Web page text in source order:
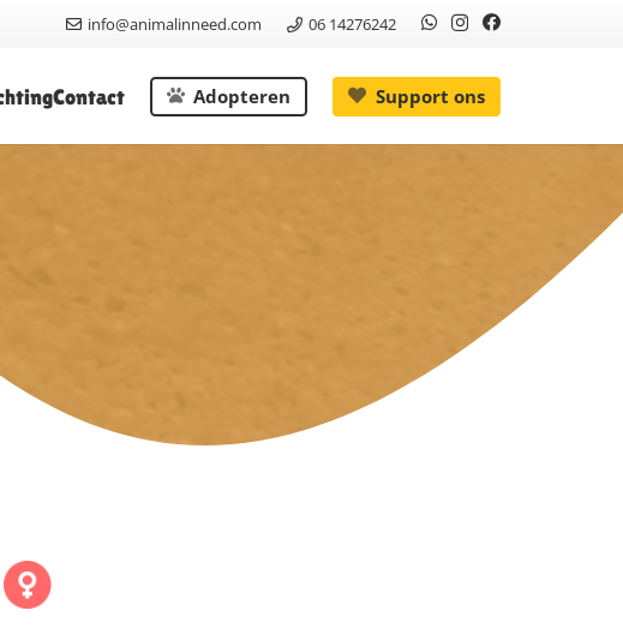
info@animalinneed.com 06 14276242
Contact Adopteren Support ons